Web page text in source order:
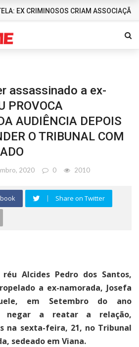
EX CRIMINOSOS CRIAM
assassinado a ex-
PROVOCA
AUDIÊNCIA DEPOIS
O TRIBUNAL COM
2020 0 2010
Share on Twitter
Alcides Pedro dos Santos,
a ex-namorada, Josefa
em Setembro do ano
negar a reatar a relação,
na sexta-feira, 21, no Tribunal
sedeado em Viana.